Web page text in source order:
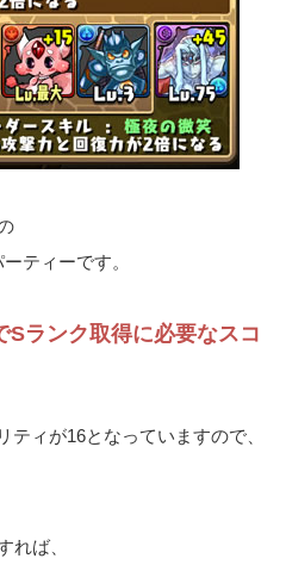
ティーです。
Sランク取得に必要なスコ
ィが16となっていますので、
れば、